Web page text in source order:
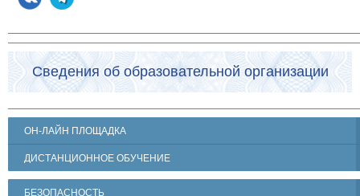
Сведения об образовательной организации
ОН-ЛАЙН ПЛОЩАДКА
ДИСТАНЦИОННОЕ ОБУЧЕНИЕ
БЕЗОПАСНОСТЬ